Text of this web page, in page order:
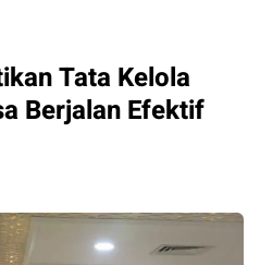
Tata Kelola
Berjalan Efektif